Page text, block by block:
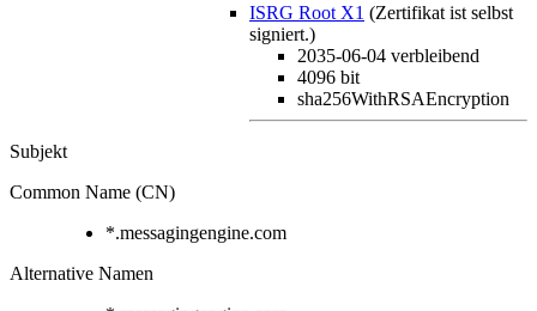
ISRG Root X1 (Zertifikat ist selbst
signiert.)
2035-06-04 verbleibend
4096 bit
sha256WithRSAEncryption
Subjekt
Common Name (CN)
*.messagingengine.com
Alternative Namen